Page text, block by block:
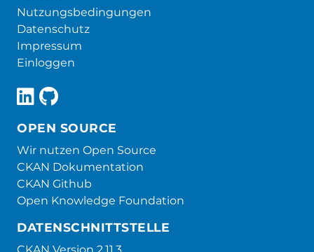
Nutzungsbedingungen
Datenschutz
Impressum
Einloggen
OPEN SOURCE
Wir nutzen Open Source
CKAN Dokumentation
CKAN Github
Open Knowledge Foundation
DATENSCHNITTSTELLE